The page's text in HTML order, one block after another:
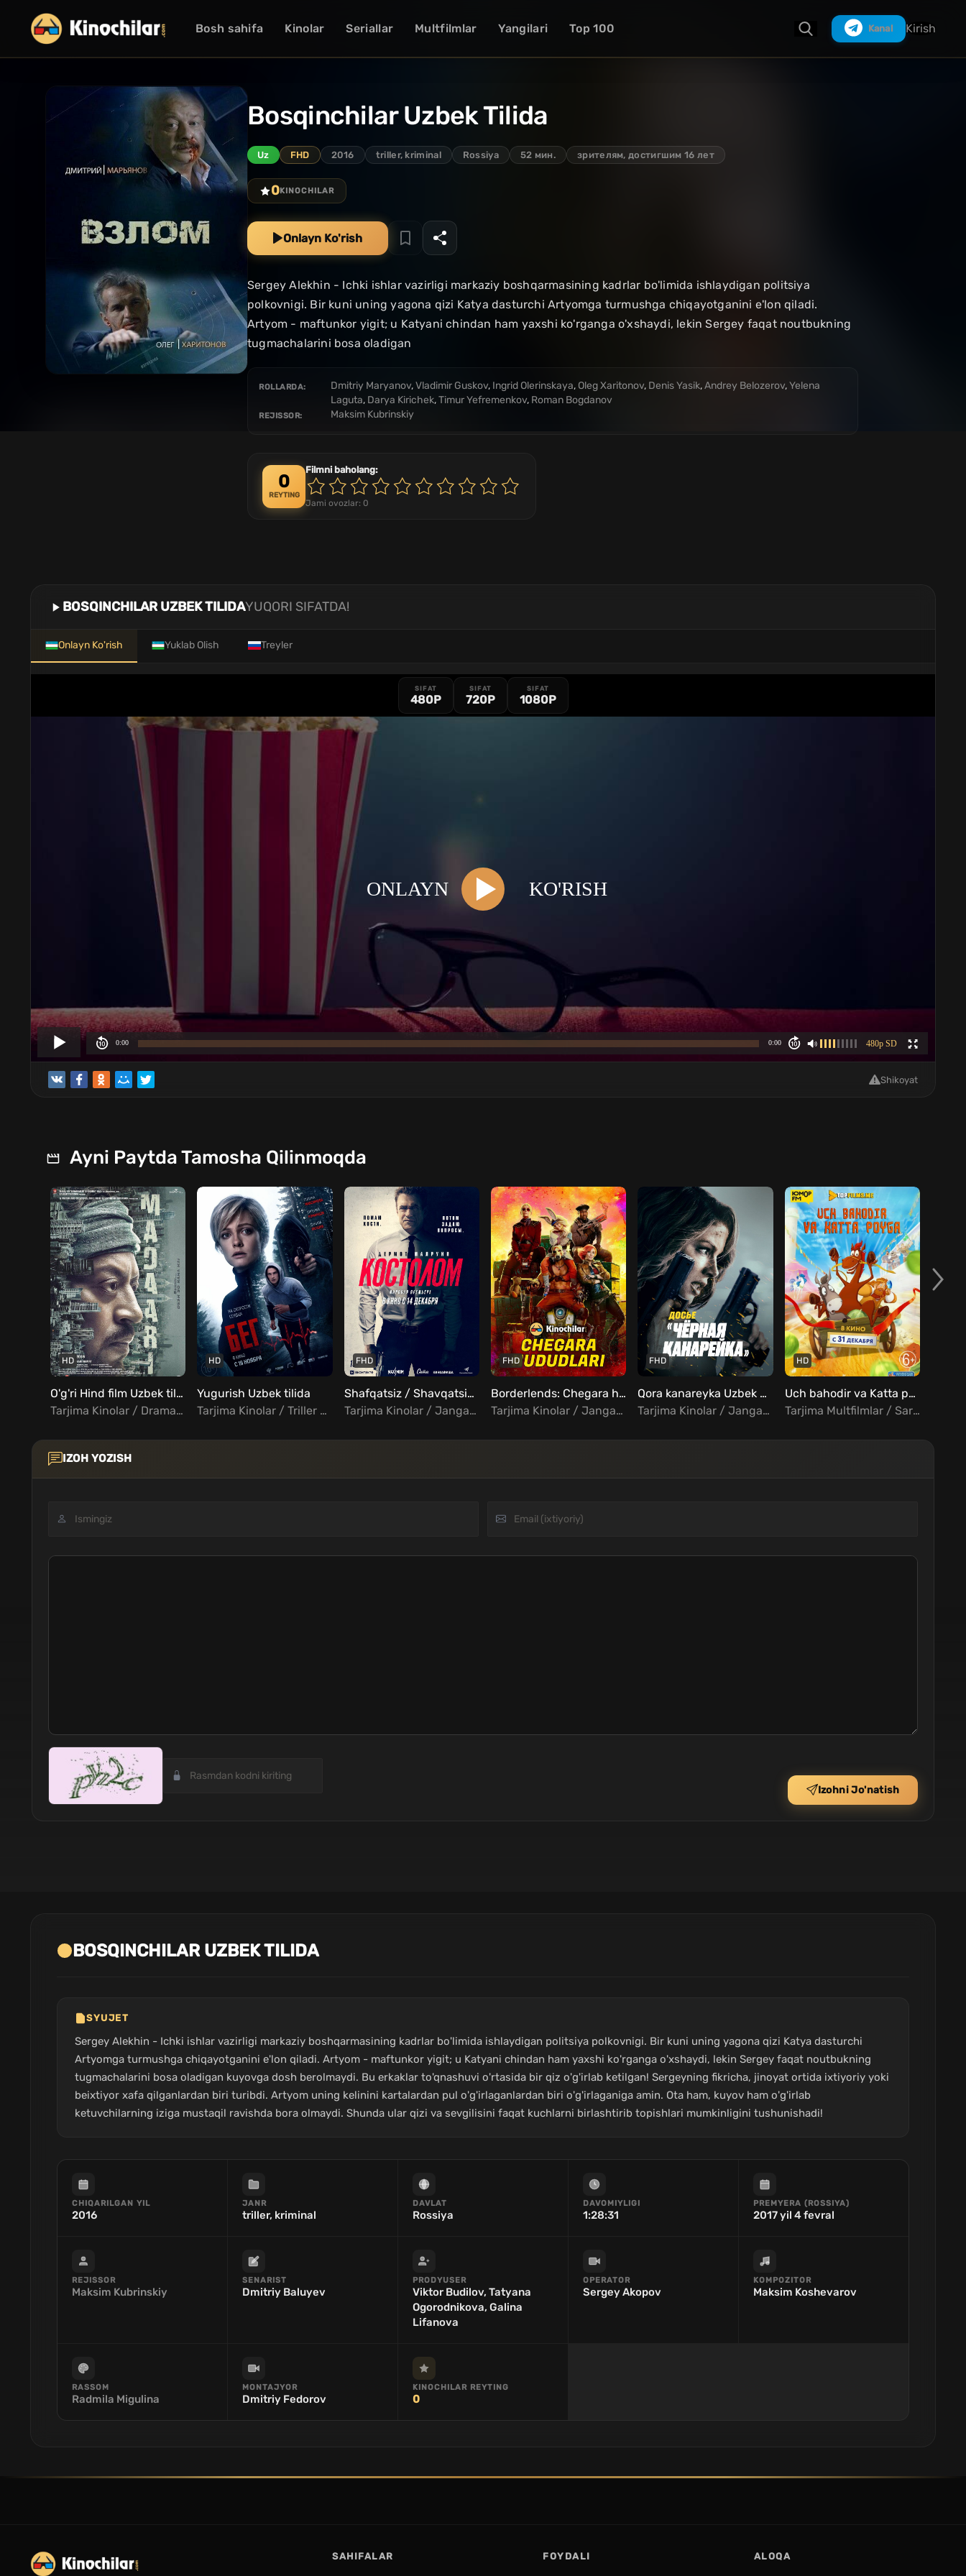
Bosh sahifa Kinolar Seriallar Multfilmlar Yangilari Top 100 Kanal Kirish
Bosqinchilar Uzbek Tilida
Uz FHD 2016 triller, kriminal Rossiya 52 мин. зрителям, достигшим 16 лет
0KINOCHILAR
Onlayn Ko'rish
Sergey Alekhin - Ichki ishlar vazirligi markaziy boshqarmasining kadrlar bo'limida ishlaydigan politsiya
polkovnigi. Bir kuni uning yagona qizi Katya dasturchi Artyomga turmushga chiqayotganini e'lon qiladi.
Artyom - maftunkor yigit; u Katyani chindan ham yaxshi ko'rganga o'xshaydi, lekin Sergey faqat noutbukning
tugmachalarini bosa oladigan
ROLLARDA: Dmitriy Maryanov,Vladimir Guskov, Ingrid Olerinskaya, Oleg Xaritonov, Denis Yasik,Andrey Belozerov,Yelena
Laguta, Darya Kirichek,Timur Yefremenkov, Roman Bogdanov
REJISSOR: Maksim Kubrinskiy
0
REYTING
Filmni baholang:
Jami ovozlar: 0
BOSQINCHILAR UZBEK TILIDAYUQORI SIFATDA!
Onlayn Ko'rish Yuklab Olish Treyler
SIFAT
480P
SIFAT
720P
SIFAT
1080P
Shikoyat
Ayni Paytda Tamosha Qilinmoqda
HD
O'g'ri Hind film Uzbek tilida
Tarjima Kinolar / Drama / Kriminal / Sarguzasht / Triller / Hind Kinolar Uzbek Tilida
HD
Yugurish Uzbek tilida
Tarjima Kinolar / Triller / Rus kinolar Uzbek Tilida
FHD
Shafqatsiz / Shavqatsiz Uzbek tilida
Tarjima Kinolar / Jangari / Triller / Xorij Kinolar Uzbek Tilida
FHD
Borderlends: Chegara hududi / Chegara hududlari Uzbek Tilida
Tarjima Kinolar / Jangari / Komediya / Sarguzasht / Triller / Fantastika / Xorij Kinolar Uzbek Tilida
FHD
Qora kanareyka Uzbek Tilida
Tarjima Kinolar / Jangari / Drama / Xorij Kinolar Uzbek Tilida
HD
Uch bahodir va Katta poyga Uzbek Tilida
Tarjima Multfilmlar / Sarguzasht
IZOH YOZISH
Izohni Jo'natish
BOSQINCHILAR UZBEK TILIDA
SYUJET
Sergey Alekhin - Ichki ishlar vazirligi markaziy boshqarmasining kadrlar bo'limida ishlaydigan politsiya polkovnigi. Bir kuni uning yagona qizi Katya dasturchi
Artyomga turmushga chiqayotganini e'lon qiladi. Artyom - maftunkor yigit; u Katyani chindan ham yaxshi ko'rganga o'xshaydi, lekin Sergey faqat noutbukning
tugmachalarini bosa oladigan kuyovga dosh berolmaydi. Bu erkaklar to'qnashuvi o'rtasida bir qiz o'g'irlab ketilgan! Sergeyning fikricha, jinoyat ortida ixtiyoriy yoki
beixtiyor xafa qilganlardan biri turibdi. Artyom uning kelinini kartalardan pul o'g'irlaganlardan biri o'g'irlaganiga amin. Ota ham, kuyov ham o'g'irlab
ketuvchilarning iziga mustaqil ravishda bora olmaydi. Shunda ular qizi va sevgilisini faqat kuchlarni birlashtirib topishlari mumkinligini tushunishadi!
CHIQARILGAN YIL
2016
JANR
triller, kriminal
DAVLAT
Rossiya
DAVOMIYLIGI
1:28:31
PREMYERA (ROSSIYA)
2017 yil 4 fevral
REJISSOR
Maksim Kubrinskiy
SENARIST
Dmitriy Baluyev
PRODYUSER
Viktor Budilov, Tatyana
Ogorodnikova, Galina
Lifanova
OPERATOR
Sergey Akopov
KOMPOZITOR
Maksim Koshevarov
RASSOM
Radmila Migulina
MONTAJYOR
Dmitriy Fedorov
KINOCHILAR REYTING
0
SAHIFALAR FOYDALI ALOQA